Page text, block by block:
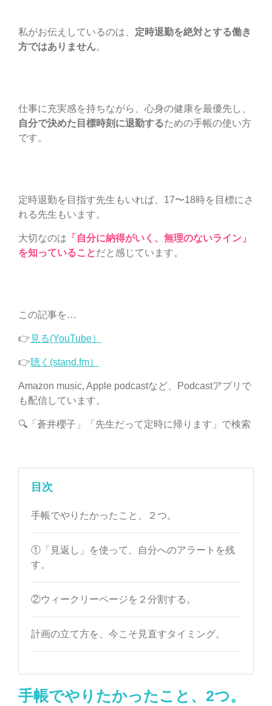
私がお伝えしているのは、 定時退勤を絶対とする働き
方ではありません。
仕事に充実感を持ちながら、心身の健康を最優先し、
自分で決めた目標時刻に退勤するための手帳の使い方
です。
定時退勤を目指す先生もいれば、17〜18時を目標にさ
れる先生もいます。
大切なのは 「自分に納得がいく、無理のないライン」
を知っていることだと感じています。
この記事を…
👉 見る(YouTube）
👉聴く(stand.fm）
Amazon music, Apple podcastなど、Podcastアプリで
も配信しています。
🔍「蒼井櫻子」「先生だって定時に帰ります」で検索
目次
手帳でやりたかったこと、２つ。
①「見返し」を使って、自分へのアラートを残
す。
②ウィークリーページを２分割する。
計画の立て方を、今こそ見直すタイミング。
手帳でやりたかったこと、2つ。